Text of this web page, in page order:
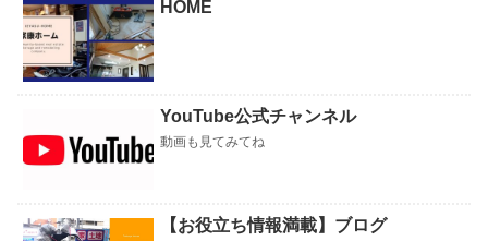
HOME
YouTube公式チャンネル
動画も見てみてね
【お役立ち情報満載】ブログ